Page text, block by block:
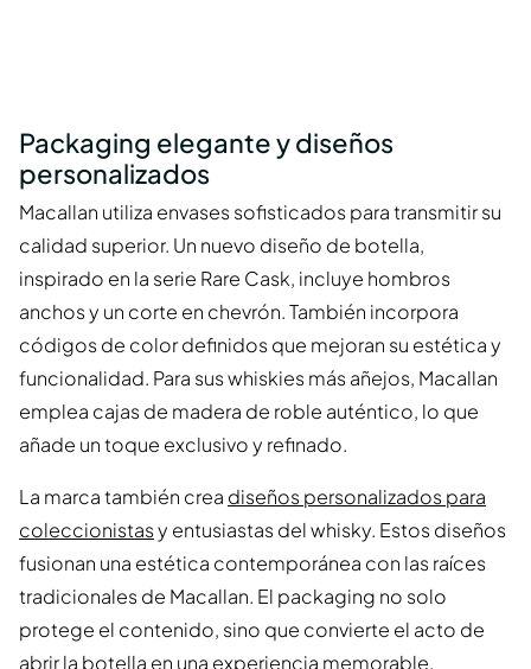
Packaging elegante y diseños
personalizados
Macallan utiliza envases sofisticados para transmitir su
calidad superior. Un nuevo diseño de botella,
inspirado en la serie Rare Cask, incluye hombros
anchos y un corte en chevrón. También incorpora
códigos de color definidos que mejoran su estética y
funcionalidad. Para sus whiskies más añejos, Macallan
emplea cajas de madera de roble auténtico, lo que
añade un toque exclusivo y refinado.
La marca también crea diseños personalizados para
coleccionistasy entusiastas del whisky. Estos diseños
fusionan una estética contemporánea con las raíces
tradicionales de Macallan. El packaging no solo
protege el contenido, sino que convierte el acto de
abrir la botella en una experiencia memorable.